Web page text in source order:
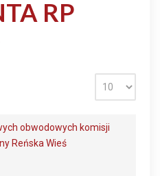
RP
obwodowych komisji
Reńska Wieś